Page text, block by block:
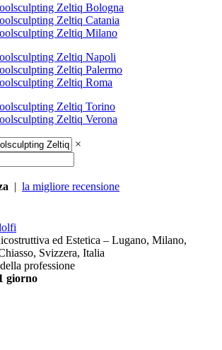
Zeltiq Bologna
Zeltiq Catania
Zeltiq Milano
Zeltiq Napoli
Zeltiq Palermo
Zeltiq Roma
Zeltiq Torino
Zeltiq Verona
×
| la migliore recensione
ed Estetica – Lugano, Milano,
Svizzera, Italia
professione
giorno